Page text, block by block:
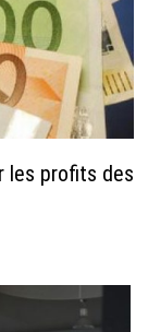
les profits des